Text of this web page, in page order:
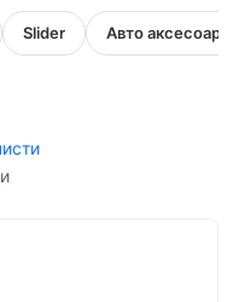
Slider Авто аксесоари